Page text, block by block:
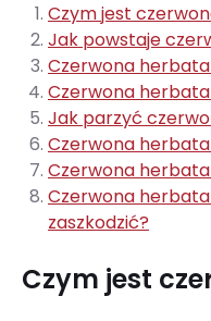
Czym jest
Jak powstaje
Czerwona herbata
Czerwona
Jak parzyć
Czerwona
Czerwona
Czerwona
zaszkodzić?
Czym jest